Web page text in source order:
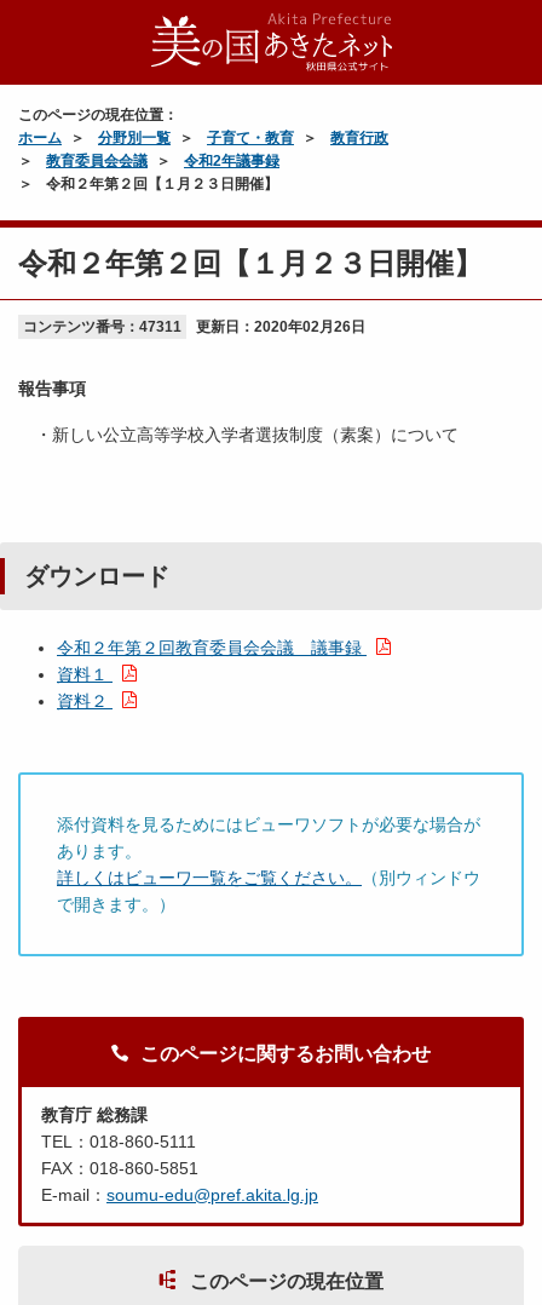
このページの現在位置：
ホーム
分野別一覧 子育て・教育
教育行政
教育委員会会議
令和2年議事録
令和２年第２回【１月２３日開催】
令和２年第２回【１月２３日開催】
コンテンツ番号：47311 更新日： 2020年02月26日
報告事項
・新しい公立高等学校入学者選抜制度（素案）について
ダウンロード
令和２年第２回教育委員会会議 議事録
資料１
資料２
添付資料を見るためにはビューワソフトが必要な場合が
あります。
詳しくはビューワ一覧をご覧ください。
（別ウィンドウ
で開きます。）
このページに関するお問い合わせ
教育庁 総務課
TEL：018-860-5111
FAX：018-860-5851
E-mail： soumu-edu@pref.akita.lg.jp
このページの現在位置